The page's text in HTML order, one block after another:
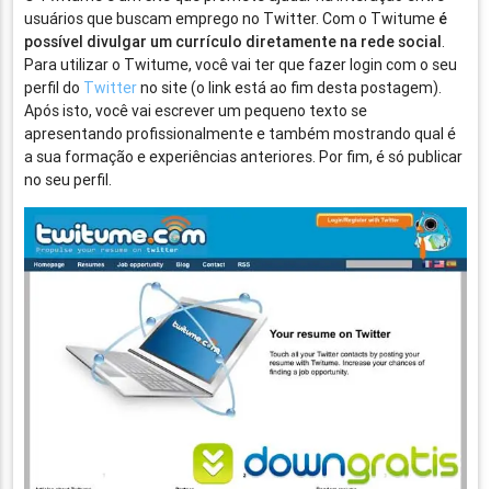
usuários que buscam emprego no Twitter. Com o Twitume é
possível divulgar um currículo diretamente na rede social.
Para utilizar o Twitume, você vai ter que fazer login com o seu
perfil do Twitterno site (o link está ao fim desta postagem).
Após isto, você vai escrever um pequeno texto se
apresentando profissionalmente e também mostrando qual é
a sua formação e experiências anteriores. Por fim, é só publicar
no seu perfil.